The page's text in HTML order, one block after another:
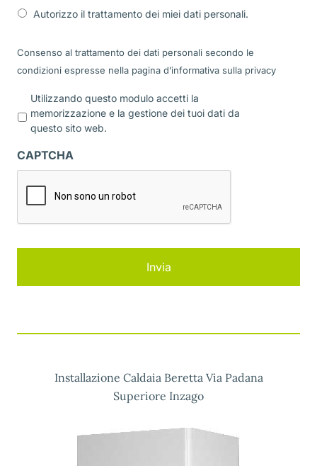
Autorizzo il trattamento dei miei dati personali.
Consenso al trattamento dei dati personali secondo le
condizioni espresse nella pagina d’informativa sulla privacy
r
i
a
c
Utilizzando questo modulo accetti la
memorizzazione e la gestione dei tuoi dati da
questo sito web.
CAPTCHA
Installazione Caldaia Beretta Via Padana
Superiore Inzago